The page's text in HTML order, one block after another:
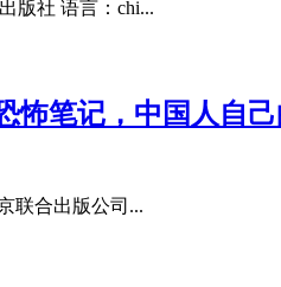
版社 语言：chi...
怖笔记，中国人自
联合出版公司...